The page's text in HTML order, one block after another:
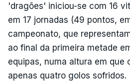
'dragões' iniciou-se com 16
em 17 jornadas (49 pontos,
campeonato, que
ao final da primeira metade
equipas, numa altura em que
apenas quatro golos sofridos.